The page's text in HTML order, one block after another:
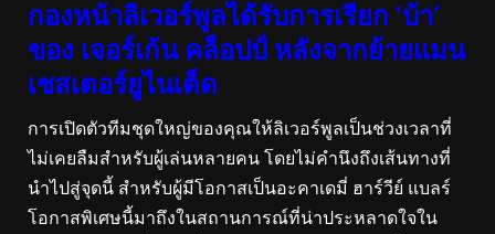
กองหน้าลิเวอร์พูลได้รับการเรียก ‘บ้า’
ของ เจอร์เก้น คล็อปป์ หลังจากย้ายแมน
เชสเตอร์ยูไนเต็ด
การเปิดตัวทีมชุดใหญ่ของคุณให้ลิเวอร์พูลเป็นช่วงเวลาที่
ไม่เคยลืมสำหรับผู้เล่นหลายคน โดยไม่คำนึงถึงเส้นทางที่
นำไปสู่จุดนี้ สำหรับผู้มีโอกาสเป็นอะคาเดมี่ ฮาร์วีย์ แบลร์
โอกาสพิเศษนี้มาถึงในสถานการณ์ที่น่าประหลาดใจใน